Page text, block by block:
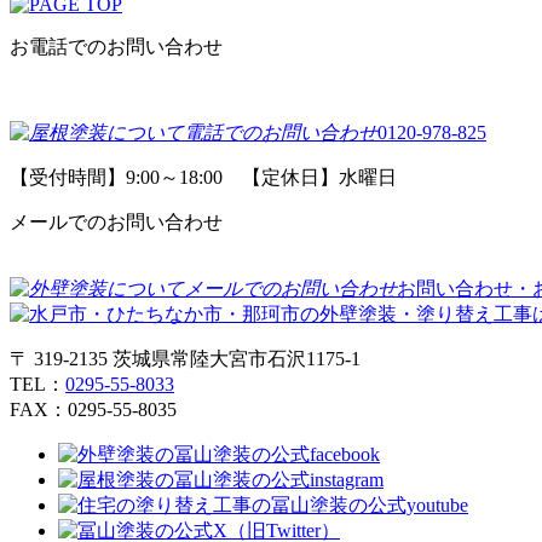
お電話でのお問い合わせ
0120-978-825
【受付時間】9:00～18:00 【定休日】水曜日
メールでのお問い合わせ
お問い合わせ・
〒 319-2135 茨城県常陸大宮市石沢1175-1
TEL： 0295-55-8033
FAX：0295-55-8035